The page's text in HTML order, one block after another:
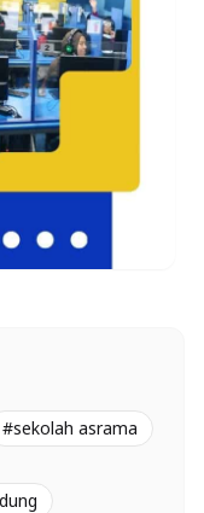
#sekolah asrama